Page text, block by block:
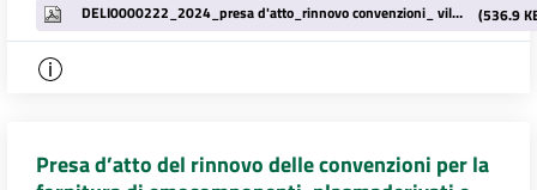
DELI0000222_2024_presa d'atto_rinnovo convenzioni_ villa torri_ospedali riuniti nigrisoli regina (1).pdf (536.9
Presa d’atto del rinnovo delle convenzioni per la